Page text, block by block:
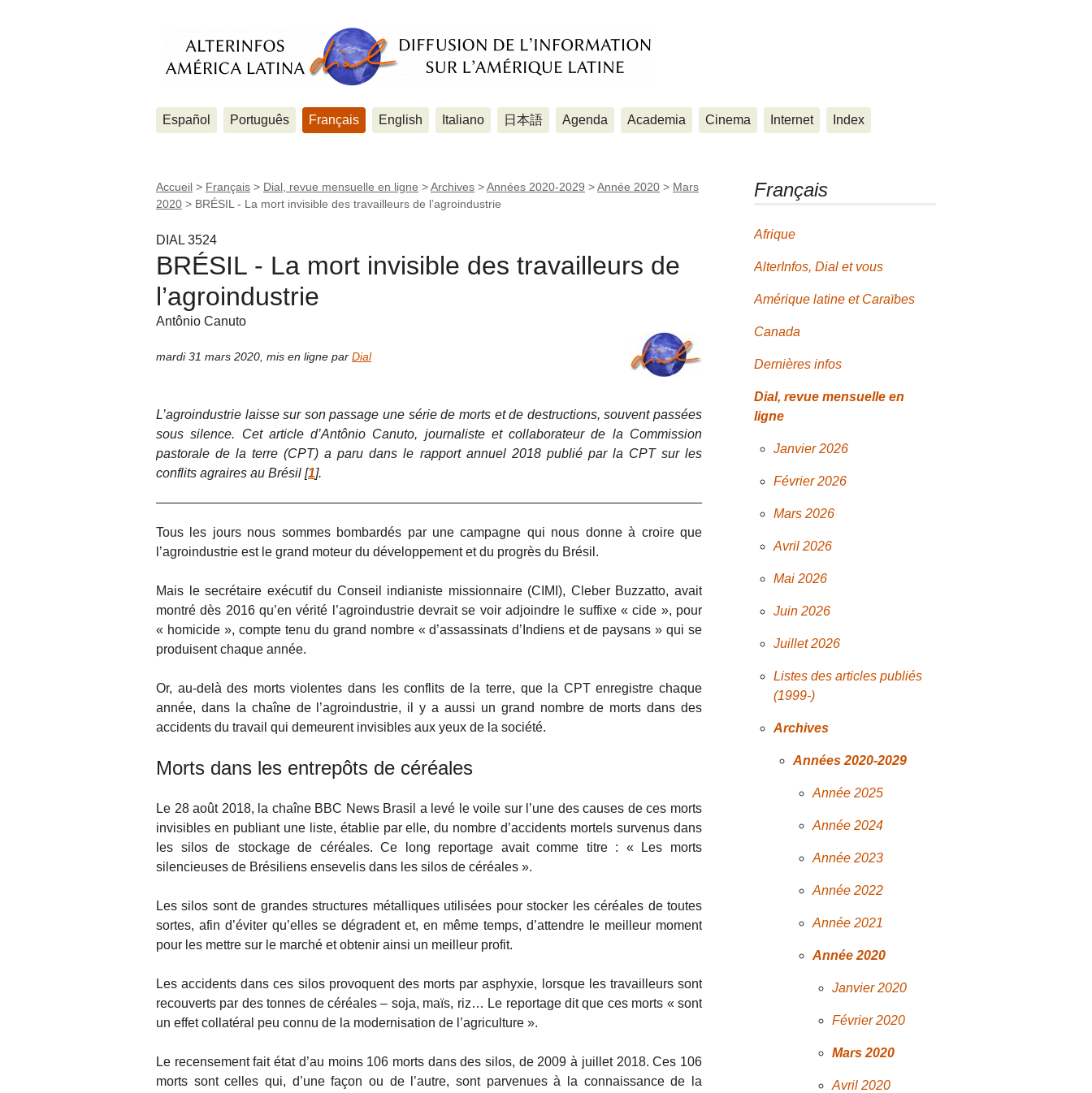
Español Português Français English Italiano 日本語 Agenda Academia Cinema Internet Index
Accueil > Français > Dial, revue mensuelle en ligne >Archives >Années 2020-2029 >Année 2020 > Mars
2020 > BRÉSIL - La mort invisible des travailleurs de l’agroindustrie
DIAL 3524
BRÉSIL - La mort invisible des travailleurs de
l’agroindustrie
Antônio Canuto
mardi 31 mars 2020 mis en ligne par Dial
L’agroindustrie laisse sur son passage une série de morts et de destructions, souvent passées
sous silence. Cet article d’Antônio Canuto, journaliste et collaborateur de la Commission
pastorale de la terre (CPT) a paru dans le rapport annuel 2018 publié par la CPT sur les
conflits agraires au Brésil [1].
Tous les jours nous sommes bombardés par une campagne qui nous donne à croire que
l’agroindustrie est le grand moteur du développement et du progrès du Brésil.
Mais le secrétaire exécutif du Conseil indianiste missionnaire (CIMI), Cleber Buzzatto, avait
montré dès 2016 qu’en vérité l’agroindustrie devrait se voir adjoindre le suffixe « cide », pour
« homicide », compte tenu du grand nombre « d’assassinats d’Indiens et de paysans » qui se
produisent chaque année.
Or, au-delà des morts violentes dans les conflits de la terre, que la CPT enregistre chaque
année, dans la chaîne de l’agroindustrie, il y a aussi un grand nombre de morts dans des
accidents du travail qui demeurent invisibles aux yeux de la société.
Morts dans les entrepôts de céréales
Le 28 août 2018, la chaîne BBC News Brasil a levé le voile sur l’une des causes de ces morts
invisibles en publiant une liste, établie par elle, du nombre d’accidents mortels survenus dans
les silos de stockage de céréales. Ce long reportage avait comme titre : « Les morts
silencieuses de Brésiliens ensevelis dans les silos de céréales ».
Les silos sont de grandes structures métalliques utilisées pour stocker les céréales de toutes
sortes, afin d’éviter qu’elles se dégradent et, en même temps, d’attendre le meilleur moment
pour les mettre sur le marché et obtenir ainsi un meilleur profit.
Les accidents dans ces silos provoquent des morts par asphyxie, lorsque les travailleurs sont
recouverts par des tonnes de céréales – soja, maïs, riz… Le reportage dit que ces morts « sont
un effet collatéral peu connu de la modernisation de l’agriculture ».
Le recensement fait état d’au moins 106 morts dans des silos, de 2009 à juillet 2018. Ces 106
morts sont celles qui, d’une façon ou de l’autre, sont parvenues à la connaissance de la
Français
Afrique
AlterInfos, Dial et vous
Amérique latine et Caraïbes
Canada
Dernières infos
Dial, revue mensuelle en
ligne
Janvier 2026
Février 2026
Mars 2026
Avril 2026
Mai 2026
Juin 2026
Juillet 2026
Listes des articles publiés
(1999-)
Archives
Années 2020-2029
Année 2025
Année 2024
Année 2023
Année 2022
Année 2021
Année 2020
Janvier 2020
Février 2020
Mars 2020
Avril 2020